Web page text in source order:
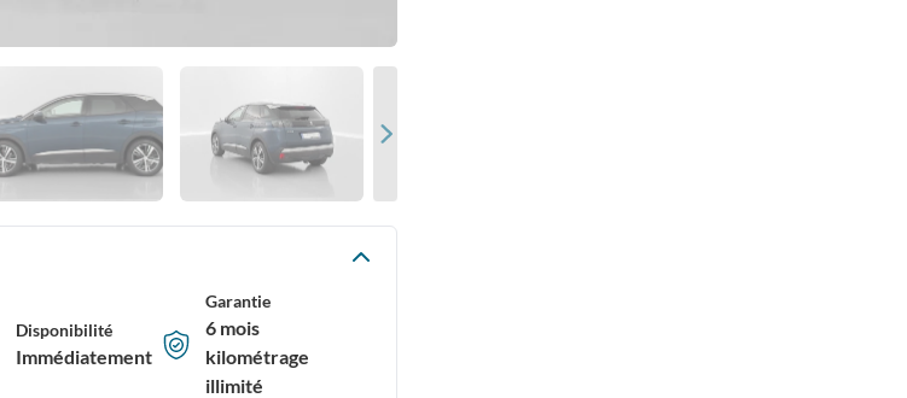
Disponibilité
Immédiatement
Garantie
6 mois
kilométrage
illimité